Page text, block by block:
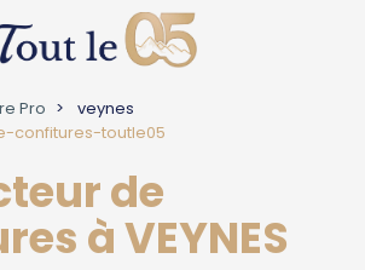
Pro
veynes
confitures-toutle05
de
à VEYNES